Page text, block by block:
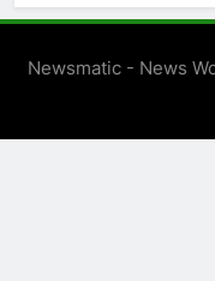
Newsmatic - News